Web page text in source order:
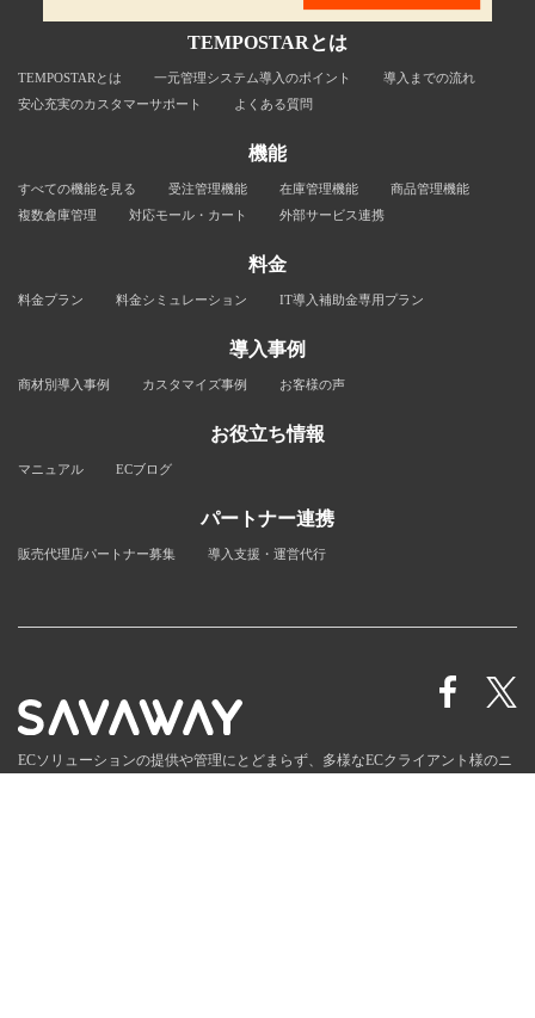
TEMPOSTARとは
TEMPOSTARとは 一元管理システム導入のポイント
導入までの流れ
安心充実のカスタマーサポート
よくある質問
機能
すべての機能を見る 受注管理機能 在庫管理機能
商品管理機能
複数倉庫管理
対応モール・カート 外部サービス連携
料金
料金プラン 料金シミュレーション IT導入補助金専用プラン
導入事例
商材別導入事例 カスタマイズ事例 お客様の声
お役立ち情報
マニュアル ECブログ
パートナー連携
販売代理店パートナー募集 導入支援・運営代行
ECソリューションの提供や管理にとどまらず、多様なECクライアント様のニ